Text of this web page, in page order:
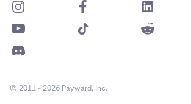
© 2011 - 2026 Payward, Inc.